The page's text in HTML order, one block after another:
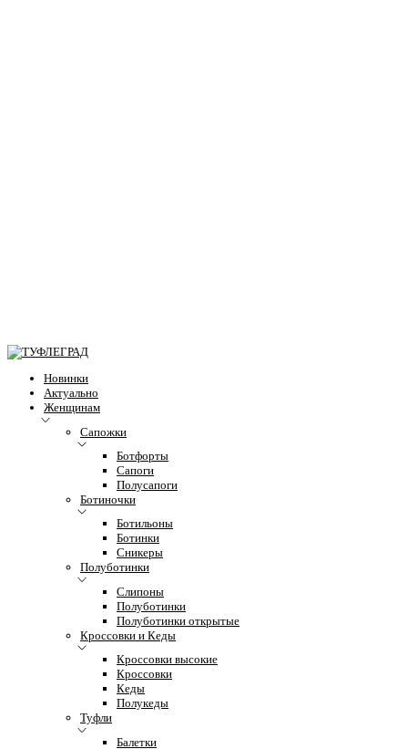
Новинки
Актуально
Женщинам
Сапожки
Ботфорты
Сапоги
Полусапоги
Ботиночки
Ботильоны
Ботинки
Сникеры
Полуботинки
Слипоны
Полуботинки
Полуботинки открытые
Кроссовки и Кеды
Кроссовки высокие
Кроссовки
Кеды
Полукеды
Туфли
Балетки